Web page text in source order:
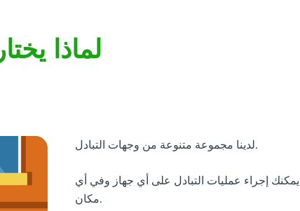
لماذا
لدينا مجموعة متنوعة من وجهات التبادل.
يمكنك إجراء عمليات التبادل على أي جهاز وفي أي
مكان.